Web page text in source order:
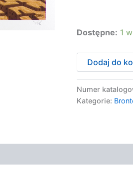
Dostępne: 1
Brontosaurus
14/50
Dodaj do
Numer
Kategorie: